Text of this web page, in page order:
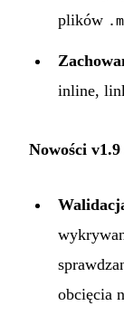
plików
inline,
Nowości
obcięcia